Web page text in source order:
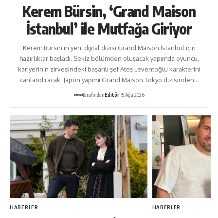
Kerem Bürsin, ‘Grand Maison
İstanbul’ ile Mutfağa Giriyor
Kerem Bürsin'in yeni dijital dizisi Grand Maison İstanbul için
hazırlıklar başladı. Sekiz bölümden oluşacak yapımda oyuncu,
kariyerinin zirvesindeki başarılı şef Ateş Leventoğlu karakterini
canlandıracak. Japon yapımı Grand Maison Tokyo dizisinden…
TarafındanEditör 5 Ağu 2026
HABERLER HABERLER